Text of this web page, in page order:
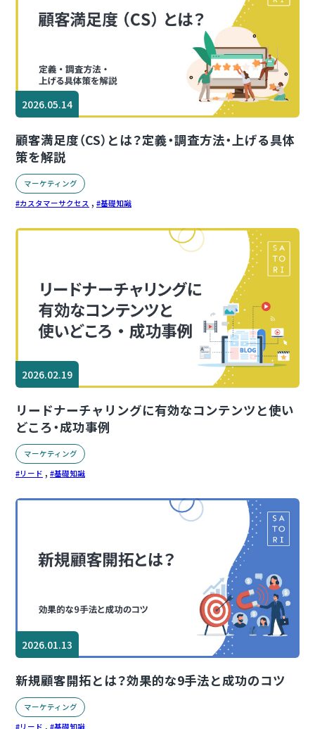
2026.05.14
顧客満足度（CS）とは？定義・調査方法・上げる具体
策を解説
マーケティング
カスタマーサクセス , 基礎知識
2026.02.19
リードナーチャリングに有効なコンテンツと使い
どころ・成功事例
マーケティング
リード , 基礎知識
2026.01.13
新規顧客開拓とは？効果的な9手法と成功のコツ
マーケティング
リード , 基礎知識